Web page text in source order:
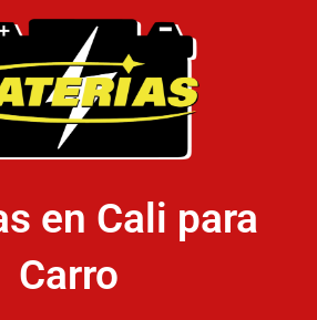
en Cali para
Carro